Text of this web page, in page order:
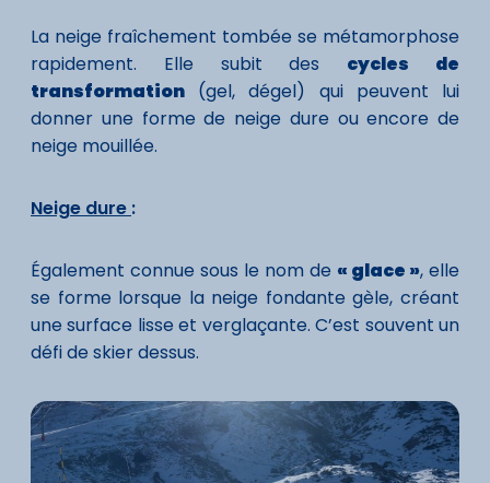
La neige fraîchement tombée se métamorphose
rapidement. Elle subit des cycles de
transformation (gel, dégel) qui peuvent lui
donner une forme de neige dure ou encore de
neige mouillée.
Neige dure :
Également connue sous le nom de « glace », elle
se forme lorsque la neige fondante gèle, créant
une surface lisse et verglaçante. C’est souvent un
défi de skier dessus.